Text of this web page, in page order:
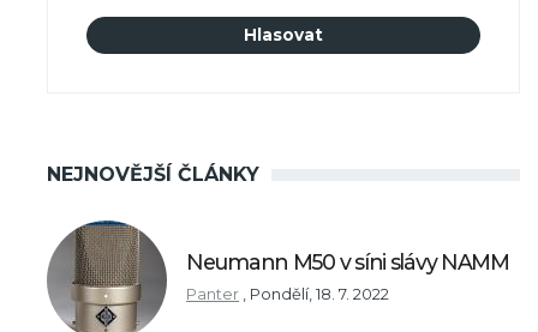
NEJNOVĚJŠÍ ČLÁNKY
Neumann M50 v síni slávy NAMM
Panter Pondělí, 18. 7. 2022